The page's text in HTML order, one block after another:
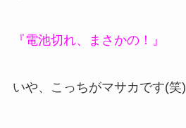
『電池切れ、まさかの！』
いや、こっちがマサカです(笑)